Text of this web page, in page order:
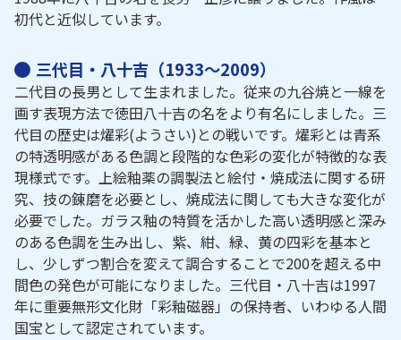
初代と近似しています。
三代目・八十吉（1933～2009）
二代目の長男として生まれました。従来の九谷焼と一線を
画す表現方法で徳田八十吉の名をより有名にしました。三
代目の歴史は燿彩(ようさい)との戦いです。燿彩とは青系
の特透明感がある色調と段階的な色彩の変化が特徴的な表
現様式です。上絵釉薬の調製法と絵付・焼成法に関する研
究、技の錬磨を必要とし、焼成法に関しても大きな変化が
必要でした。ガラス釉の特質を活かした高い透明感と深み
のある色調を生み出し、紫、紺、緑、黄の四彩を基本と
し、少しずつ割合を変えて調合することで200を超える中
間色の発色が可能になりました。三代目・八十吉は1997
年に重要無形文化財「彩釉磁器」の保持者、いわゆる人間
国宝として認定されています。